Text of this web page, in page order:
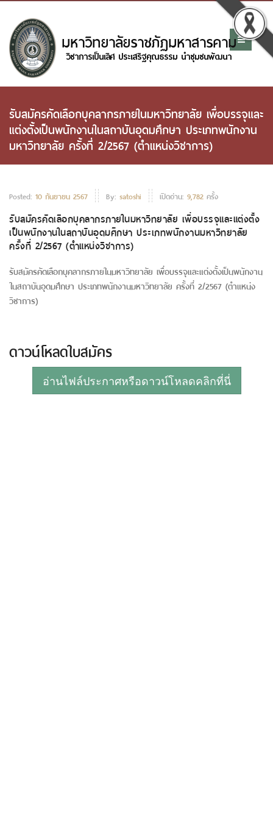
รับสมัครคัดเลือกบุคลากรภายในมหาวิทยาลัย เพื่อบรรจุและ
แต่งตั้งเป็นพนักงานในสถาบันอุดมศึกษา ประเภทพนักงาน
มหาวิทยาลัย ครั้งที่ 2/2567 (ตำแหน่งวิชาการ)
Posted: 10 กันยายน 2567 By: satoshi เปิดอ่าน: 9,782 ครั้ง
รับสมัครคัดเลือกบุคลากรภายในมหาวิทยาลัย เพื่อบรรจุและแต่งตั้ง
เป็นพนักงานในสถาบันอุดมศึกษา ประเภทพนักงานมหาวิทยาลัย
ครั้งที่ 2/2567 (ตำแหน่งวิชาการ)
รับสมัครคัดเลือกบุคลากรภายในมหาวิทยาลัย เพื่อบรรจุและแต่งตั้งเป็นพนักงาน
ในสถาบันอุดมศึกษา ประเภทพนักงานมหาวิทยาลัย ครั้งที่ 2/2567 (ตำแหน่ง
วิชาการ)
ดาวน์โหลดใบสมัคร
อ่านไฟล์ประกาศหรือดาวน์โหลดคลิกที่นี่